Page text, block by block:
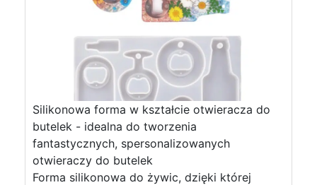
Silikonowa forma w kształcie otwieracza do
butelek - idealna do tworzenia
fantastycznych, spersonalizowanych
otwieraczy do butelek
Forma silikonowa do żywic, dzięki której